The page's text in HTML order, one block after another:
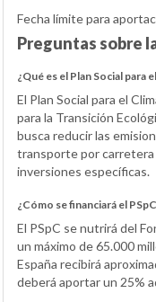
Fecha límite para
Preguntas sobre
¿Qué es el Plan Social para
El Plan Social para el
para la Transición
busca reducir las
transporte por carretera
inversiones específicas.
¿Cómo se financiará el
El PSpC se nutrirá del
un máximo de 65.000
España recibirá
deberá aportar un 25%